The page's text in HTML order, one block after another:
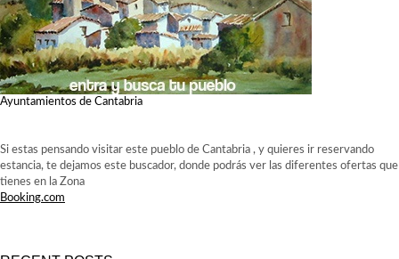
Ayuntamientos de Cantabria
Si estas pensando visitar este pueblo de Cantabria , y quieres ir reservando
estancia, te dejamos este buscador, donde podrás ver las diferentes ofertas que
tienes en la Zona
Booking.com